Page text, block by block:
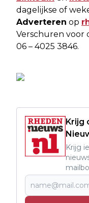
dagelijkse of
Adverteren op
Verschuren voor
06 – 4025 3846.
Krijg
Krijg